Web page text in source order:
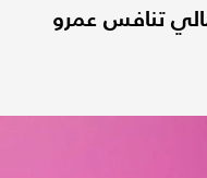
تنافس عمرو